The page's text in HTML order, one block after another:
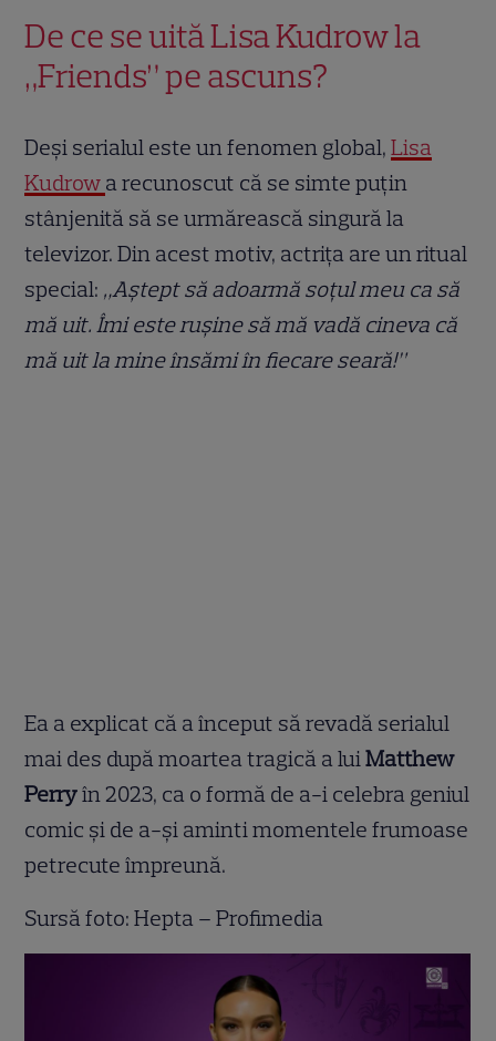
De ce se uită Lisa Kudrow la
„Friends” pe ascuns?
Deși serialul este un fenomen global,Lisa
Kudrow a recunoscut că se simte puțin
stânjenită să se urmărească singură la
televizor. Din acest motiv, actrița are un ritual
special: „Aștept să adoarmă soțul meu ca să
mă uit. Îmi este rușine să mă vadă cineva că
mă uit la mine însămi în fiecare seară!”
Ea a explicat că a început să revadă serialul
mai des după moartea tragică a luiMatthew
Perryîn 2023, ca o formă de a-i celebra geniul
comic și de a-și aminti momentele frumoase
petrecute împreună.
Sursă foto: Hepta – Profimedia